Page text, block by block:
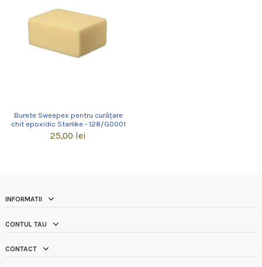
Burete Sweepex pentru curățare
chit epoxidic Starlike - 128/G0001
25,00 lei
INFORMATII
CONTUL TAU
CONTACT